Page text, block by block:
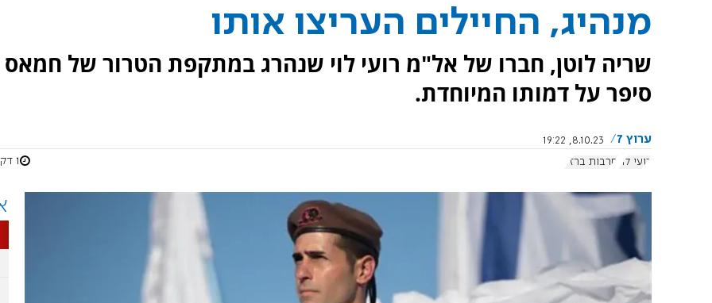
מנהיג, החיילים העריצו אותו
שריה לוטן, חברו של אל"מ רועי לוי שנהרג במתקפת הטרור של חמאס
סיפר על דמותו המיוחדת.
ערוץ 7
8.10.23, 19:22
רועי לוי
חרבות ברזל 1 דקות